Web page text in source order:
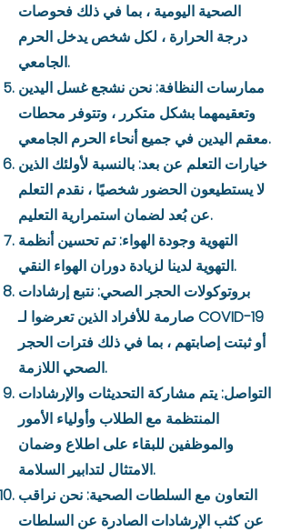
الصحية اليومية ، بما في ذلك فحوصات
درجة الحرارة ، لكل شخص يدخل الحرم
الجامعي.
ممارسات النظافة: نحن نشجع غسل اليدين
وتعقيمهما بشكل متكرر ، وتتوفر محطات
معقم اليدين في جميع أنحاء الحرم الجامعي.
خيارات التعلم عن بعد: بالنسبة لأولئك الذين
لا يستطيعون الحضور شخصيًا ، نقدم التعلم
عن بُعد لضمان استمرارية التعليم.
التهوية وجودة الهواء: تم تحسين أنظمة
التهوية لدينا لزيادة دوران الهواء النقي.
بروتوكولات الحجر الصحي: نتبع إرشادات
صارمة للأفراد الذين تعرضوا لـ COVID-19
أو ثبتت إصابتهم ، بما في ذلك فترات الحجر
الصحي اللازمة.
التواصل: يتم مشاركة التحديثات والإرشادات
المنتظمة مع الطلاب وأولياء الأمور
والموظفين للبقاء على اطلاع وضمان
الامتثال لتدابير السلامة.
التعاون مع السلطات الصحية: نحن نراقب
عن كثب الإرشادات الصادرة عن السلطات